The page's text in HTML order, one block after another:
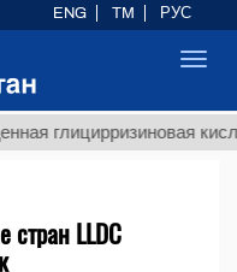
кислота
LLDC
ENG TM РУС